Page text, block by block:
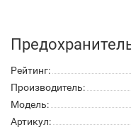
Рейтинг:
Производитель:
Модель:
Артикул: